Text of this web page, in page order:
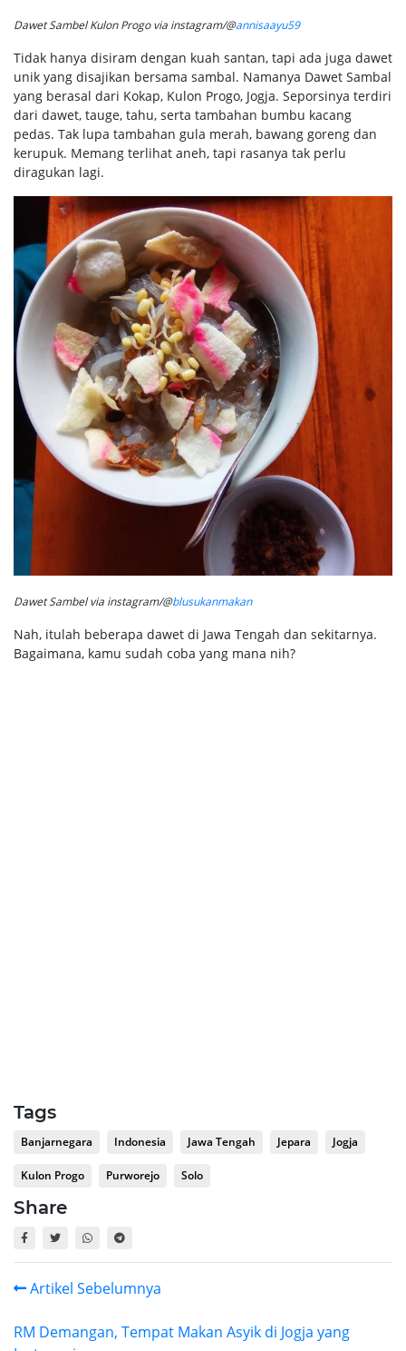
Dawet Sambel Kulon Progo via instagram/@annisaayu59
Tidak hanya disiram dengan kuah santan, tapi ada juga dawet
unik yang disajikan bersama sambal. Namanya Dawet Sambal
yang berasal dari Kokap, Kulon Progo, Jogja. Seporsinya terdiri
dari dawet, tauge, tahu, serta tambahan bumbu kacang
pedas. Tak lupa tambahan gula merah, bawang goreng dan
kerupuk. Memang terlihat aneh, tapi rasanya tak perlu
diragukan lagi.
Dawet Sambel via instagram/@blusukanmakan
Nah, itulah beberapa dawet di Jawa Tengah dan sekitarnya.
Bagaimana, kamu sudah coba yang mana nih?
Tags
Banjarnegara Indonesia Jawa Tengah Jepara Jogja
Kulon Progo Purworejo Solo
Share
Artikel Sebelumnya
RM Demangan, Tempat Makan Asyik di Jogja yang